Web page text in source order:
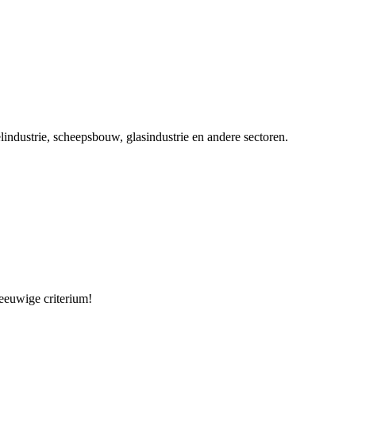
scheepsbouw, glasindustrie en andere sectoren.
criterium!